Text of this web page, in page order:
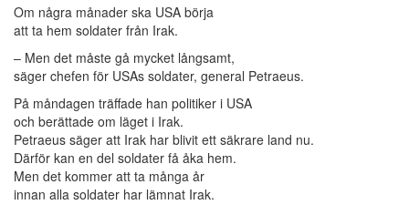
Om några månader ska USA börja
att ta hem soldater från Irak.
– Men det måste gå mycket långsamt,
säger chefen för USAs soldater, general Petraeus.
På måndagen träffade han politiker i USA
och berättade om läget i Irak.
Petraeus säger att Irak har blivit ett säkrare land nu.
Därför kan en del soldater få åka hem.
Men det kommer att ta många år
innan alla soldater har lämnat Irak.